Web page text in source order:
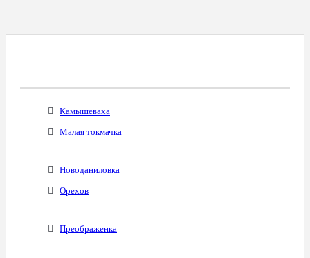
Камышеваха
Малая токмачка
Новоданиловка
Орехов
Преображенка